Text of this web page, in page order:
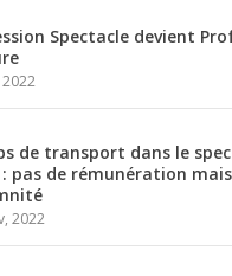
Spectacle devient
2022
de transport dans le
pas de rémunération
2022